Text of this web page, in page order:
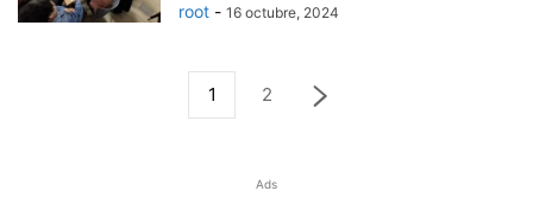
root - 16 octubre, 2024
1 2
Ads